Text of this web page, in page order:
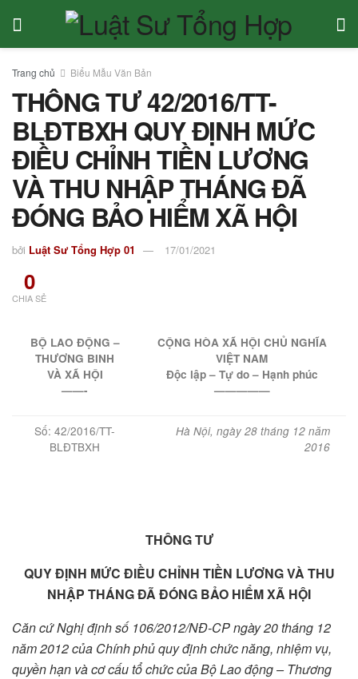
Trang chủ Biểu Mẫu Văn Bản
THÔNG TƯ 42/2016/TT-
BLĐTBXH QUY ĐỊNH MỨC
ĐIỀU CHỈNH TIỀN LƯƠNG
VÀ THU NHẬP THÁNG ĐÃ
ĐÓNG BẢO HIỂM XÃ HỘI
bởi Luật Sư Tổng Hợp 01 17/01/2021
0
CHIA SẺ
BỘ LAO ĐỘNG –
THƯƠNG BINH
VÀ XÃ HỘI
——-
CỘNG HÒA XÃ HỘI CHỦ NGHĨA
VIỆT NAM
Độc lập – Tự do – Hạnh phúc
—————
Số: 42/2016/TT-
BLĐTBXH
Hà Nội, ngày 28 tháng 12 năm
2016
THÔNG TƯ
QUY ĐỊNH MỨC ĐIỀU CHỈNH TIỀN LƯƠNG VÀ THU
NHẬP THÁNG ĐÃ ĐÓNG BẢO HIỂM XÃ HỘI
Căn cứ Nghị định số 106/2012/NĐ-CP ngày 20 tháng 12
năm 2012 của Chính phủ quy định chức năng, nhiệm vụ,
quyền hạn và cơ cấu tổchức của Bộ Lao động – Thương